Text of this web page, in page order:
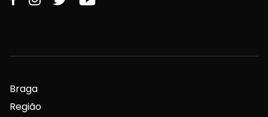
Braga
Região